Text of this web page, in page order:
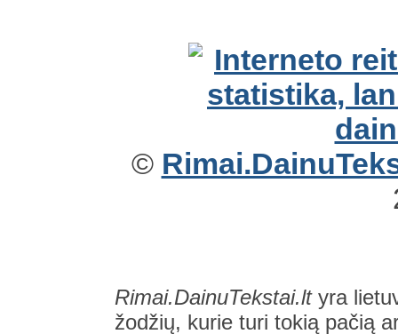
©
Rimai.DainuTekstai.ltyra
žodžių, kurie turi tokią pačią